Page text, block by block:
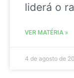
liderá o
VER MATÉRIA »
4 de agosto de